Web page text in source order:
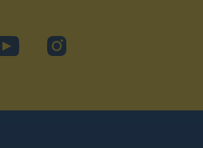
YouTubeInstagram